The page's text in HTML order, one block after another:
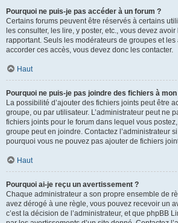
Pourquoi ne puis-je pas accéder à un forum ?
Certains forums peuvent être réservés à certains
les consulter, les lire, y poster, etc., vous devez avoir
rapportant. Seuls les modérateurs de groupes et
accorder ces accès, vous devez donc les contacter.
Haut
Pourquoi ne puis-je pas joindre des fichiers à
La possibilité d’ajouter des fichiers joints peut être
groupe, ou par utilisateur. L’administrateur peut ne
fichiers joints pour le forum dans lequel vous
groupe peut en joindre. Contactez l’administrateur
pourquoi vous ne pouvez pas ajouter de fichiers
Haut
Pourquoi ai-je reçu un avertissement ?
Chaque administrateur a son propre ensemble de
avez dérogé à une règle, vous pouvez recevoir un
c’est la décision de l’administrateur, et que phpBB